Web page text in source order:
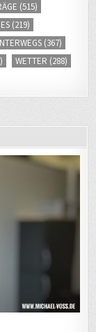
(515)
(219)
(367)
WETTER (288)